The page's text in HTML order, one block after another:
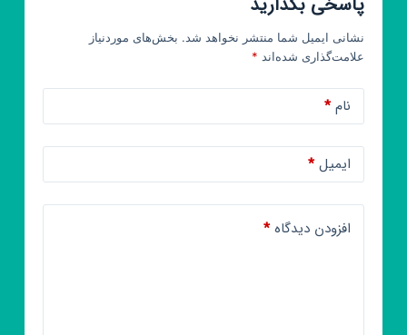
نشانی ایمیل شما منتشر نخواهد شد. بخش‌های موردنیاز
علامت‌گذاری شده‌اند *
نام*
ایمیل*
افزودن دیدگاه*